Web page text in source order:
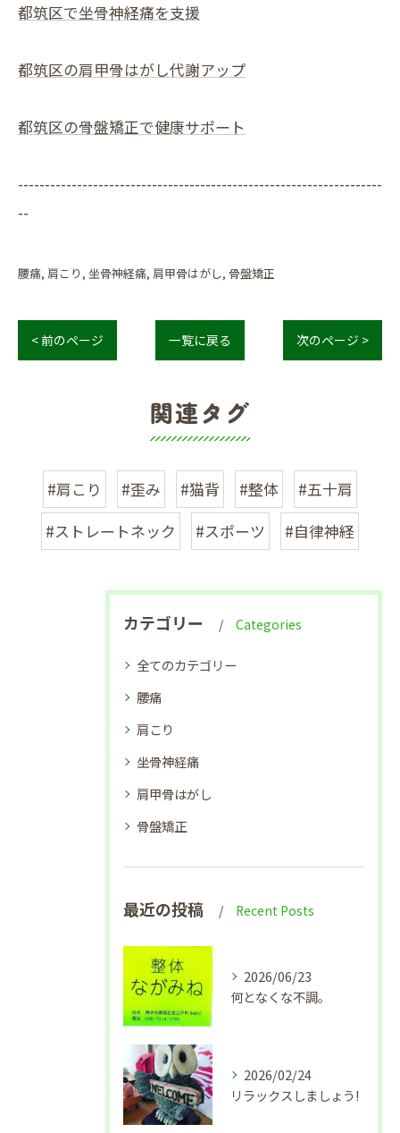
都筑区で坐骨神経痛を支援
都筑区の肩甲骨はがし代謝アップ
都筑区の骨盤矯正で健康サポート
--------------------------------------------------------------------
--
腰痛 肩こり 坐骨神経痛 肩甲骨はがし 骨盤矯正
< 前のページ 一覧に戻る 次のページ >
関連タグ
#肩こり #歪み #猫背 #整体
#五十肩
#ストレートネック
#スポーツ #自律神経
カテゴリー Categories
全てのカテゴリー
腰痛
肩こり
坐骨神経痛
肩甲骨はがし
骨盤矯正
最近の投稿 Recent Posts
2026/06/23
何となくな不調。
2026/02/24
リラックスしましょう!